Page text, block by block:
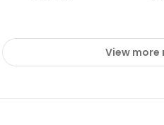
View more